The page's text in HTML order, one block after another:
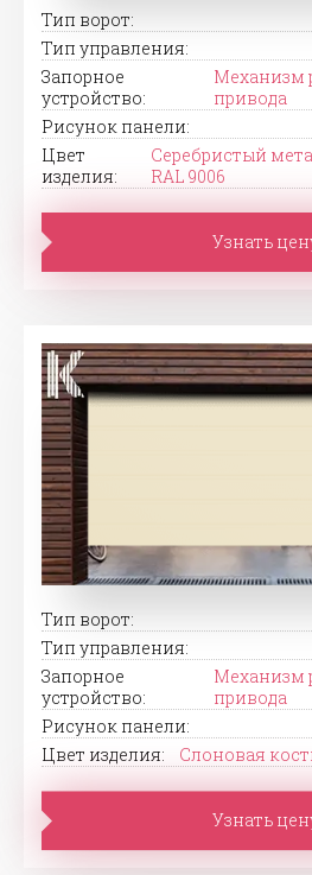
Тип ворот:
Тип управления:
Запорное
устройство:
Механизм
привода
Рисунок панели:
Цвет
изделия:
Серебристый
RAL 9006
Узнать
Тип ворот:
Тип управления:
Запорное
устройство:
Механизм
привода
Рисунок панели:
Цвет изделия:
Слоновая
Узнать